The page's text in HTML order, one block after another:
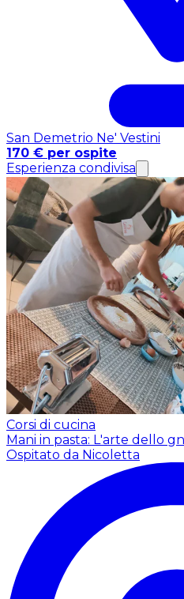
San Demetrio Ne' Vestini
170 € per ospite
Esperienza condivisa
Corsi di cucina
Mani in pasta: L'arte dello
Ospitato da Nicoletta